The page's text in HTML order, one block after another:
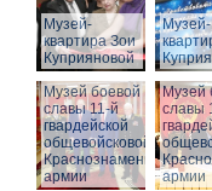
Музей-
квартира Зои
Куприяновой
Музей-
Музей боевой
славы 11-й
гвардейской
общевойсковой
Краснознаменной
армии
Музей
славы
армии